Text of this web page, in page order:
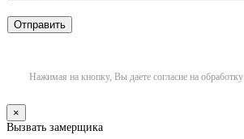
Нажимая на кнопку, Вы даете согласие на обработку
×
Вызвать замерщика